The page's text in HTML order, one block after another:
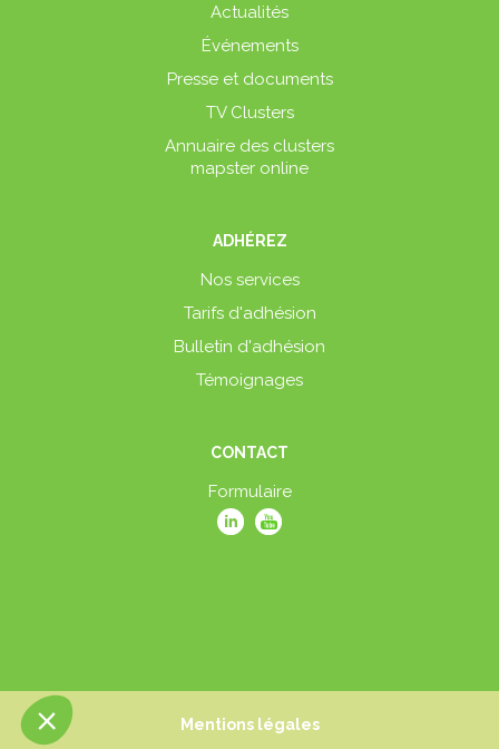
Actualités
Événements
Presse et documents
TV Clusters
Annuaire des clusters
mapster online
ADHÉREZ
Nos services
Tarifs d'adhésion
Bulletin d'adhésion
Témoignages
CONTACT
Formulaire
Mentions légales